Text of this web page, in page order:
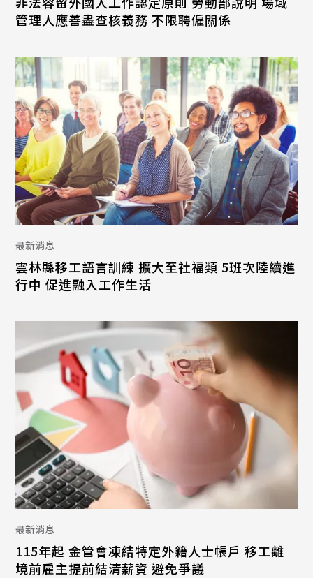
管理人應善盡查核義務 不限聘僱關係
最新消息
雲林縣移工語言訓練 擴大至社福類 5班次陸續進
行中 促進融入工作生活
最新消息
115年起 金管會凍結特定外籍人士帳戶 移工離
境前雇主提前結清薪資 避免爭議